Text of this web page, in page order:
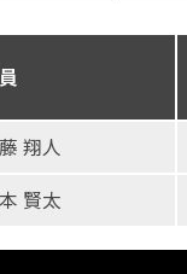
翔人
賢太